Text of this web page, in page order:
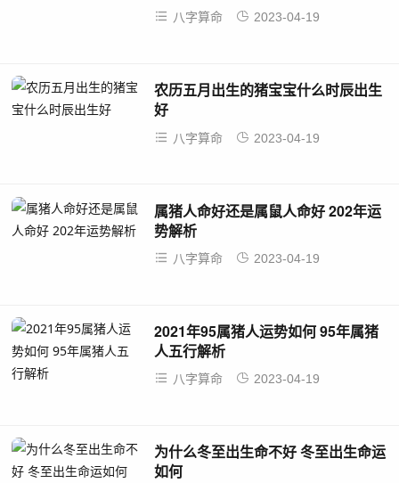
八字算命 2023-04-19
农历五月出生的猪宝宝什么时辰出生
好
八字算命 2023-04-19
属猪人命好还是属鼠人命好 202年运
势解析
八字算命 2023-04-19
2021年95属猪人运势如何 95年属猪
人五行解析
八字算命 2023-04-19
为什么冬至出生命不好 冬至出生命运
如何